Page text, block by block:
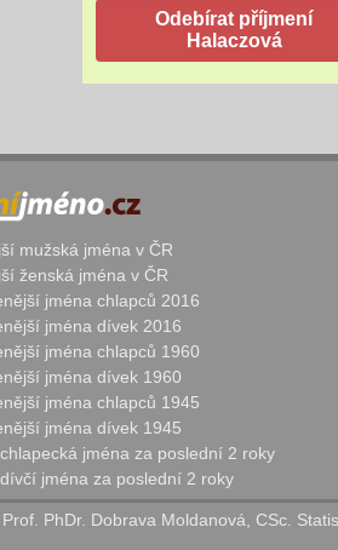
mužská jména v ČR
ženská jména v ČR
jména chlapců 2016
jména dívek 2016
jména chlapců 1960
jména dívek 1960
jména chlapců 1945
jména dívek 1945
jména za poslední 2 roky
jména za poslední 2 roky
PhDr. Dobrava Moldanová, CSc.